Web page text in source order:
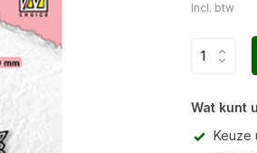
Incl. btw
Wat kunt
Keuze